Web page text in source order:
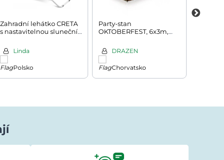
Zahradní lehátko CRETA
s nastavitelnou sluneční
150x52cm, antracitová
Linda
Polsko
Party-stan
OKTOBERFEST, 6x3m,
DRAZEN
Chorvatsko
Ivana Ježková